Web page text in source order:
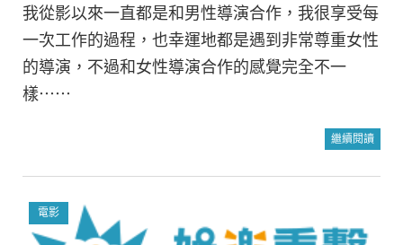
我從影以來一直都是和男性導演合作，我很享受每
一次工作的過程，也幸運地都是遇到非常尊重女性
的導演，不過和女性導演合作的感覺完全不一
樣⋯⋯
繼續閱讀
電影